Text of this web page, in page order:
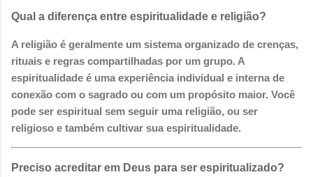
Qual a diferença entre espiritualidade e religião?
A religião é geralmente um sistema organizado de crenças,
rituais e regras compartilhadas por um grupo. A
espiritualidade é uma experiência individual e interna de
conexão com o sagrado ou com um propósito maior. Você
pode ser espiritual sem seguir uma religião, ou ser
religioso e também cultivar sua espiritualidade.
Preciso acreditar em Deus para ser espiritualizado?